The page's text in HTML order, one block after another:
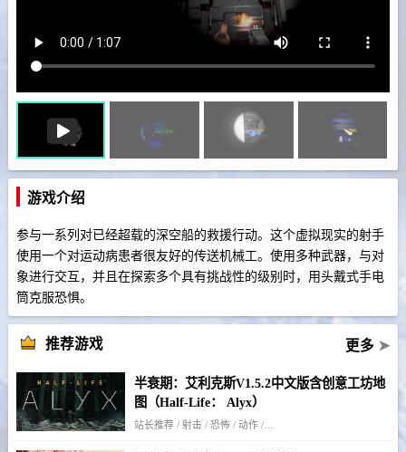
游戏介绍
参与一系列对已经超载的深空船的救援行动。 这个虚拟现实的射手
使用一个对运动病患者很友好的传送机械工。 使用多种武器，与对
象进行交互，并且在探索多个具有挑战性的级别时，用头戴式手电
筒克服恐惧。
推荐游戏 更多 ➤
半衰期：艾利克斯V1.5.2中文版含创意工坊地
图（Half-Life： Alyx）
站长推荐 / 射击 / 恐怖 / 动作 / 剧情